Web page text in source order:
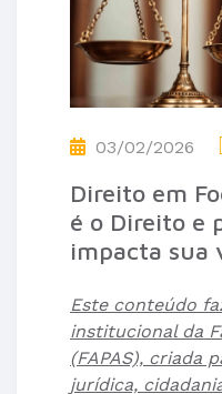
03/02/2026
Direito em
é o Direito e
impacta sua
Este conteúdo
institucional da
(FAPAS), criada
jurídica,